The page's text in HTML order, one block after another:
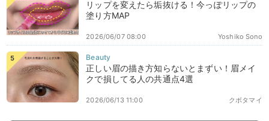
リップを変えたら垢抜ける！今っぽリップの
塗り方MAP
Yoshiko Sono
2026/06/07 08:00
正しい眉の描き方知らないとまずい！眉メイ
クで損してる人の共通点4選
クボタマイ
2026/06/13 11:00